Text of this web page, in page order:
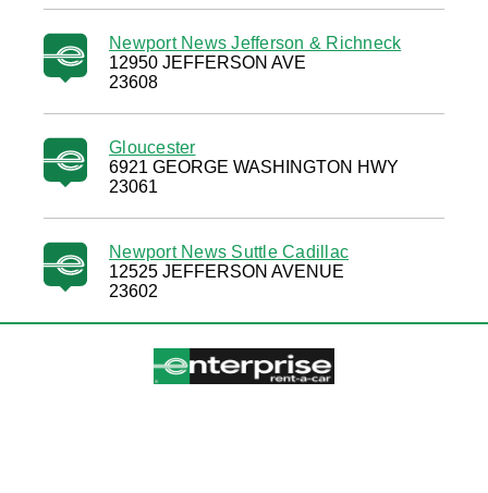
Newport News Jefferson & Richneck
12950 JEFFERSON AVE
23608
Gloucester
6921 GEORGE WASHINGTON HWY
23061
Newport News Suttle Cadillac
12525 JEFFERSON AVENUE
23602